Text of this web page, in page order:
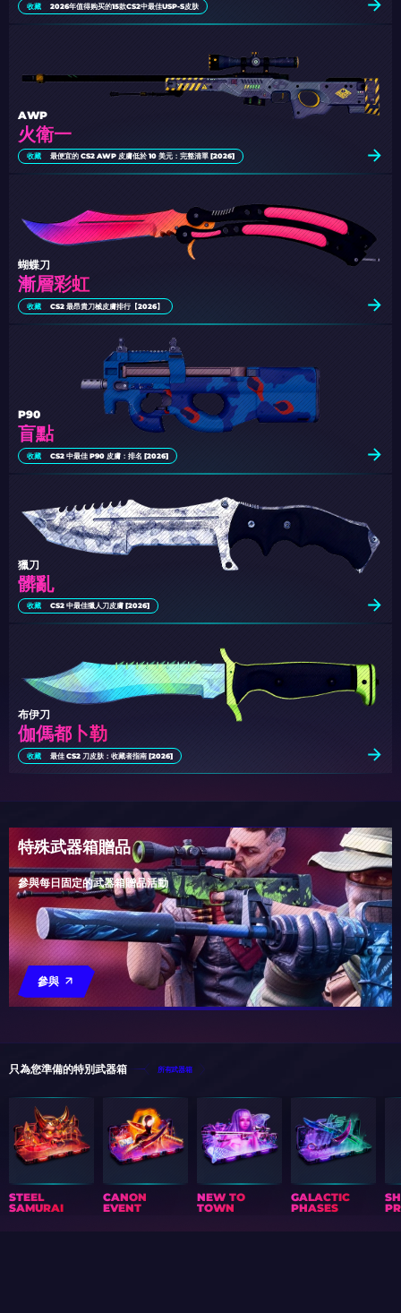
收藏 2026年值得购买的15款CS2中最佳USP-S皮肤
火衛一
AWP
收藏 最便宜的 CS2 AWP 皮膚低於 10 美元：完整清單 [2026]
漸層彩虹
蝴蝶刀
收藏 CS2 最昂貴刀械皮膚排行【2026】
盲點
P90
收藏 CS2 中最佳 P90 皮膚：排名 [2026]
髒亂
獵刀
收藏 CS2 中最佳獵人刀皮膚 [2026]
伽傌都卜勒
布伊刀
收藏 最佳 CS2 刀皮肤：收藏者指南 [2026]
特殊武器箱贈品
參與每日固定的武器箱贈品活動
參與
只為您準備的特別武器箱 所有武器箱
STEEL
SAMURAI
CANON
EVENT
NEW TO
TOWN
GALACTIC
PHASES